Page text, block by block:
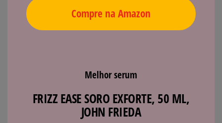
Compre na Amazon
Melhor serum
FRIZZ EASE SORO EXFORTE, 50 ML,
JOHN FRIEDA